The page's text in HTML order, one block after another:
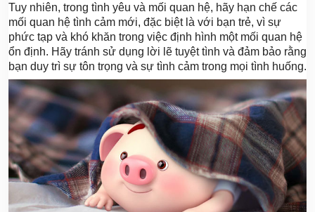
Tuy nhiên, trong tình yêu và mối quan hệ, hãy hạn chế các
mối quan hệ tình cảm mới, đặc biệt là với bạn trẻ, vì sự
phức tạp và khó khăn trong việc định hình một mối quan hệ
ổn định. Hãy tránh sử dụng lời lẽ tuyệt tình và đảm bảo rằng
bạn duy trì sự tôn trọng và sự tình cảm trong mọi tình huống.